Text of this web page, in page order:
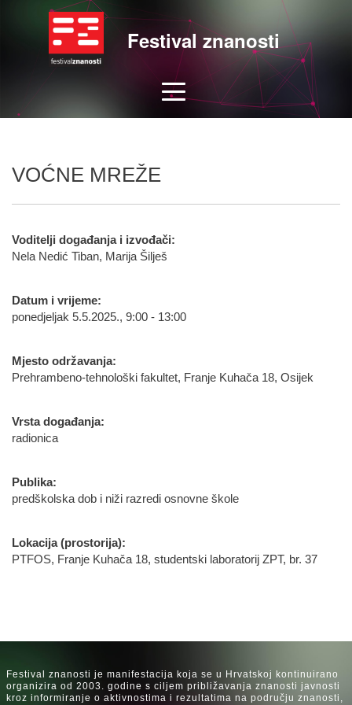
Festival znanosti
VOĆNE MREŽE
Voditelji događanja i izvođači:
Nela Nedić Tiban, Marija Šilješ
Datum i vrijeme:
ponedjeljak 5.5.2025., 9:00 - 13:00
Mjesto održavanja:
Prehrambeno-tehnološki fakultet, Franje Kuhača 18, Osijek
Vrsta događanja:
radionica
Publika:
predškolska dob i niži razredi osnovne škole
Lokacija (prostorija):
PTFOS, Franje Kuhača 18, studentski laboratorij ZPT, br. 37
Festival znanosti je manifestacija koja se u Hrvatskoj kontinuirano
organizira od 2003. godine s ciljem približavanja znanosti javnosti
kroz informiranje o aktivnostima i rezultatima na području znanosti,